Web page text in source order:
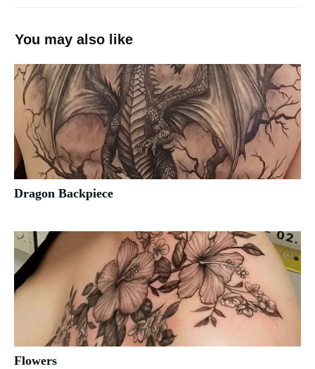
You may also like
Dragon Backpiece
Flowers